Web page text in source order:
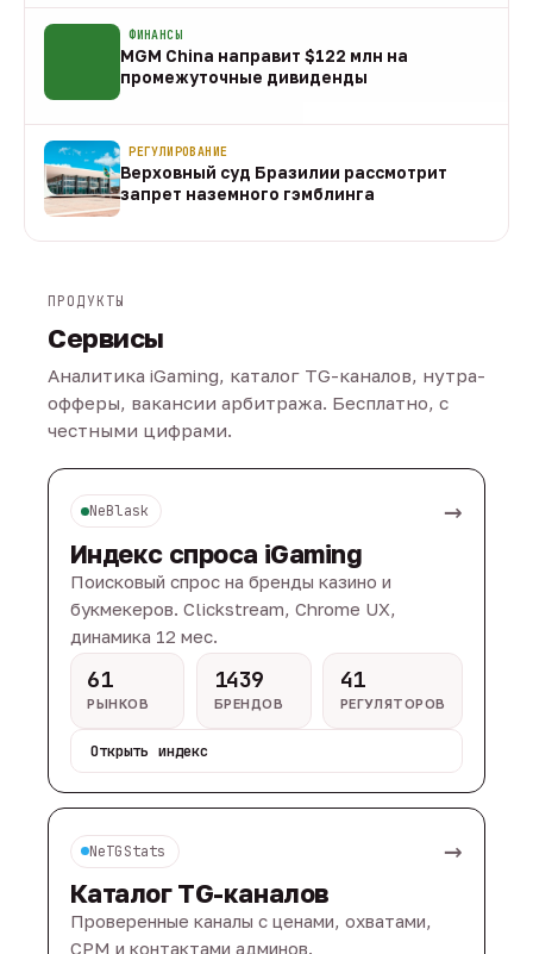
ФИНАНСЫ
MGM China направит $122 млн на
промежуточные дивиденды
РЕГУЛИРОВАНИЕ
Верховный суд Бразилии рассмотрит
запрет наземного гэмблинга
ПРОДУКТЫ
Сервисы
Аналитика iGaming, каталог TG-каналов, нутра-
офферы, вакансии арбитража. Бесплатно, с
честными цифрами.
NeBlask →
Индекс спроса iGaming
Поисковый спрос на бренды казино и
букмекеров. Clickstream, Chrome UX,
динамика 12 мес.
61
РЫНКОВ
1439
БРЕНДОВ
41
РЕГУЛЯТОРОВ
Открыть индекс
NeTGStats →
Каталог TG-каналов
Проверенные каналы с ценами, охватами,
CPM и контактами админов.